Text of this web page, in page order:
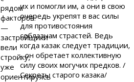
рядом
факторов:
—
застройщики
вели
стройку,
уже
ориентируясь
их и помогли им, а они в свою
очередь укрепят в вас силы
для противостояния
соблазнам страстей. Ведь
когда казак следует традиции,
- он обретает коллективную
силу своих могучих предков. /
Секреты старого казака/